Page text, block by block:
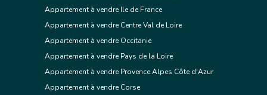
Appartement à vendre Ile de France
Appartement à vendre Centre Val de Loire
Appartement à vendre Occitanie
Appartement à vendre Pays de la Loire
Appartement à vendre Provence Alpes Côte d'Azur
Appartement à vendre Corse